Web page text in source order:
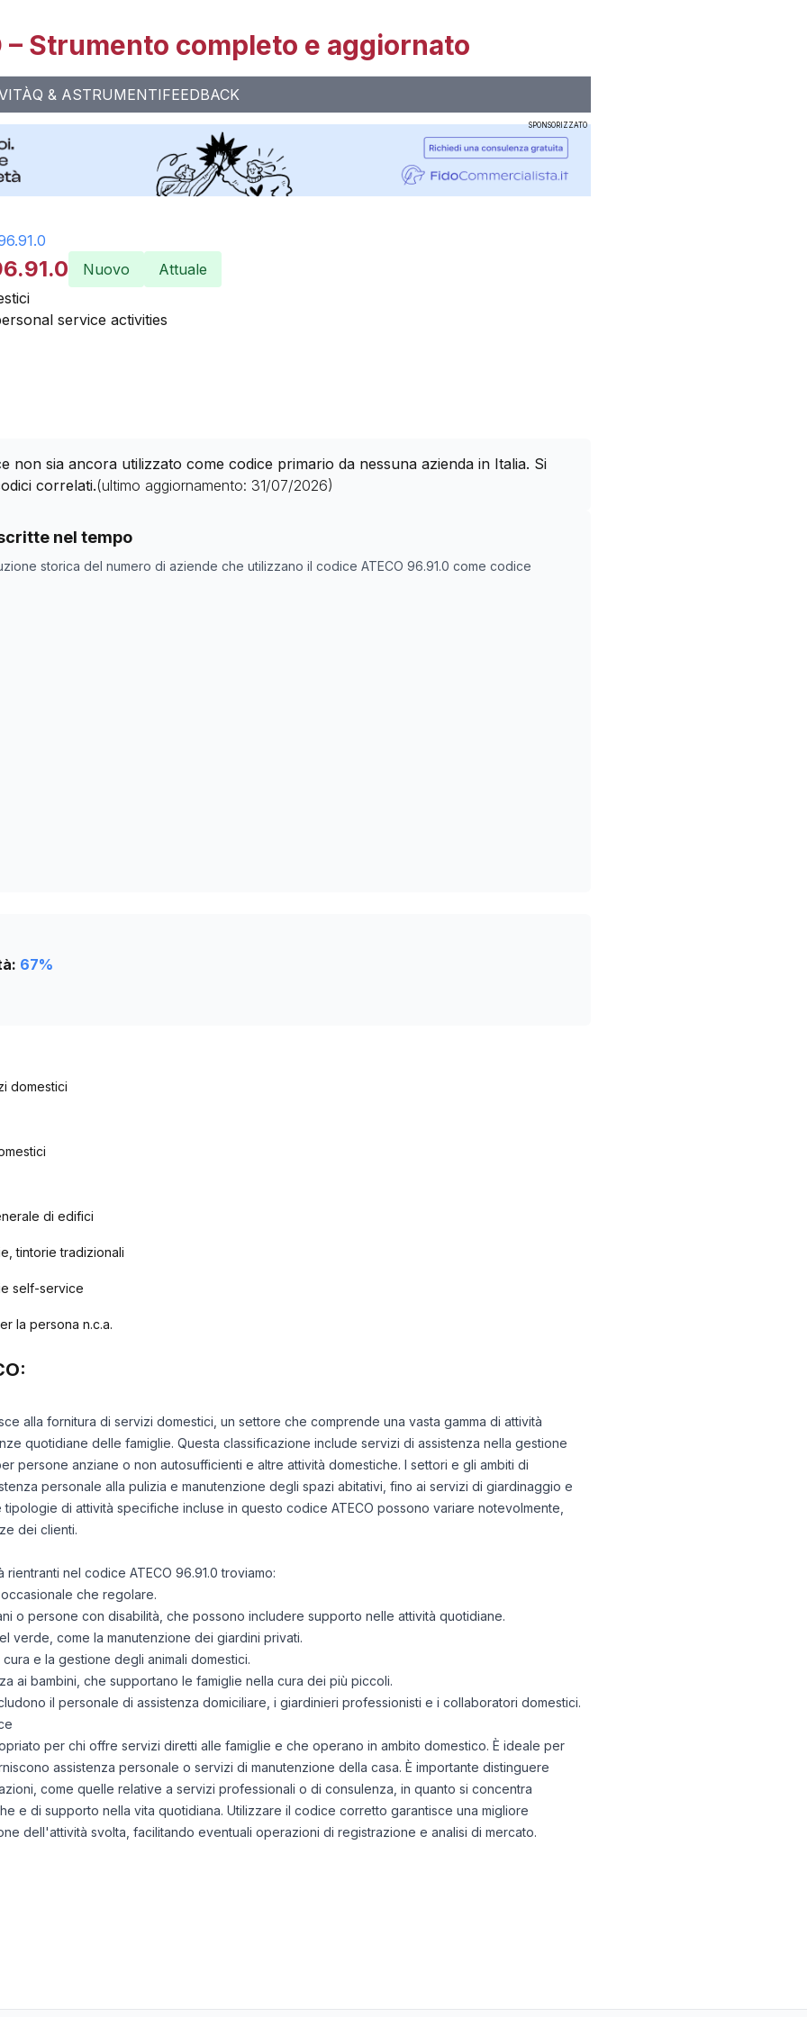
– Strumento completo e aggiornato
Q & ASTRUMENTIFEEDBACK
SPONSORIZZATO
Nuovo Attuale
service activities
non sia ancora utilizzato come codice primario da nessuna azienda in Italia. Si
correlati.(ultimo aggiornamento: 31/07/2026)
nel tempo
storica del numero di aziende che utilizzano il codice ATECO 96.91.0 come codice
con codice ATECO
Numero aziende
67%
domestici
di edifici
tintorie tradizionali
self-service
la persona n.c.a.
alla fornitura di servizi domestici, un settore che comprende una vasta gamma di attività
quotidiane delle famiglie. Questa classificazione include servizi di assistenza nella gestione
persone anziane o non autosufficienti e altre attività domestiche. I settori e gli ambiti di
personale alla pulizia e manutenzione degli spazi abitativi, fino ai servizi di giardinaggio e
tipologie di attività specifiche incluse in questo codice ATECO possono variare notevolmente,
dei clienti.
nel codice ATECO 96.91.0 troviamo:
che regolare.
o persone con disabilità, che possono includere supporto nelle attività quotidiane.
verde, come la manutenzione dei giardini privati.
e la gestione degli animali domestici.
ai bambini, che supportano le famiglie nella cura dei più piccoli.
il personale di assistenza domiciliare, i giardinieri professionisti e i collaboratori domestici.
per chi offre servizi diretti alle famiglie e che operano in ambito domestico. È ideale per
assistenza personale o servizi di manutenzione della casa. È importante distinguere
come quelle relative a servizi professionali o di consulenza, in quanto si concentra
e di supporto nella vita quotidiana. Utilizzare il codice corretto garantisce una migliore
dell'attività svolta, facilitando eventuali operazioni di registrazione e analisi di mercato.